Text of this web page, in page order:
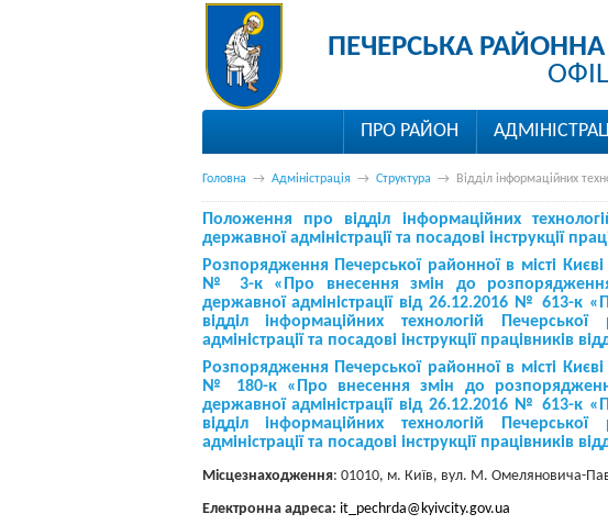
ПЕЧЕРСЬКА РАЙОННА
ПРО РАЙОН
Головна → Адміністрація → Структура → Відділ інформаційних
Положення про відділ інформаційних
державної адміністрації та посадові інструкції
Розпорядження Печерської районної в місті
№ 3-к «Про внесення змін до розпорядження
державної адміністрації від 26.12.2016 № 613-к
відділінформаційних технологій
адміністрації та посадові інструкції працівників
Розпорядження Печерської районної в місті
№ 180-к «Про внесення змін до
державної адміністрації від 26.12.2016 № 613-к
відділінформаційних технологій
адміністрації та посадові інструкції працівників
Місцезнаходження: 01010, м. Київ, вул. М. Омеляновича-
Електронна адреса: it_pechrda@kyivcity.gov.ua